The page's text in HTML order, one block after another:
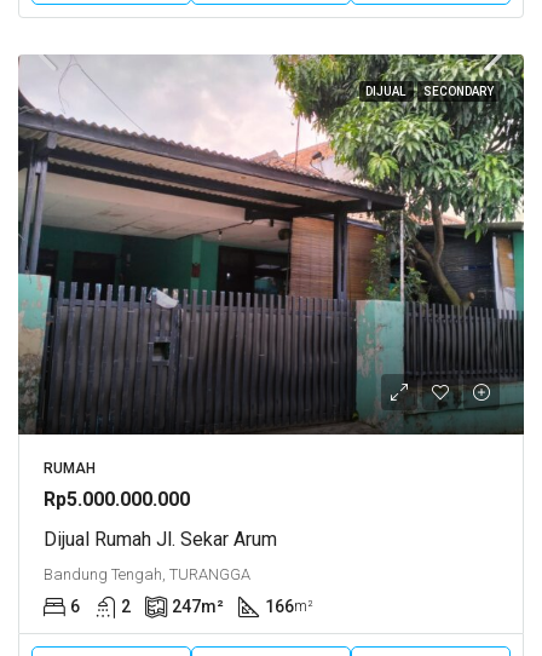
DIJUAL SECONDARY
RUMAH
Rp5.000.000.000
Dijual Rumah Jl. Sekar Arum
Bandung Tengah, TURANGGA
6 2 247m² 166m²